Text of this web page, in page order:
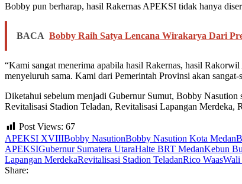
Bobby pun berharap, hasil Rakernas APEKSI tidak hanya
BACA Bobby Raih Satya Lencana Wirakarya Dari
“Kami sangat menerima apabila hasil Rakernas, hasil
menyeluruh sama. Kami dari Pemerintah Provinsi akan
Diketahui sebelum menjadi Gubernur Sumut, Bobby Nasution
Revitalisasi Stadion Teladan, Revitalisasi Lapangan
Post Views: 67
APEKSI XVIIIBobby NasutionBobby Nasution Kota Medan
APEKSIGubernur Sumatera UtaraHalte BRT MedanKebun
Lapangan MerdekaRevitalisasi Stadion TeladanRico WaasWali
Share: